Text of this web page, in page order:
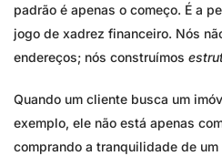
padrão é apenas o começo. É a
jogo de xadrez financeiro. Nós
endereços; nós construímos
Quando um cliente busca um
exemplo, ele não está apenas
comprando a tranquilidade de